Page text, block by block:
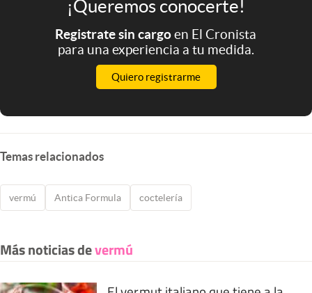
¡Queremos conocerte!
Registrate sin cargoen El Cronista
para una experiencia a tu medida.
Quiero registrarme
Temas relacionados
vermú Antica Formula coctelería
Más noticias devermú